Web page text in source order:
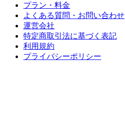
プラン・料金
よくある質問・お問い合わせ
運営会社
特定商取引法に基づく表記
利用規約
プライバシーポリシー